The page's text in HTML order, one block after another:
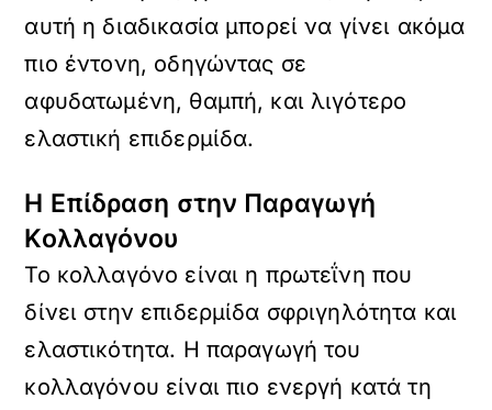
αυτή η διαδικασία μπορεί να γίνει ακόμα
πιο έντονη, οδηγώντας σε
αφυδατωμένη, θαμπή, και λιγότερο
ελαστική επιδερμίδα.
Η Επίδραση στην Παραγωγή
Κολλαγόνου
Το κολλαγόνο είναι η πρωτεΐνη που
δίνει στην επιδερμίδα σφριγηλότητα και
ελαστικότητα. Η παραγωγή του
κολλαγόνου είναι πιο ενεργή κατά τη